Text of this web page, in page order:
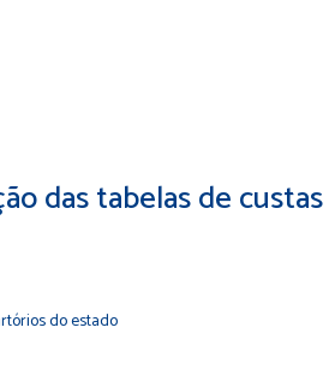
das tabelas de